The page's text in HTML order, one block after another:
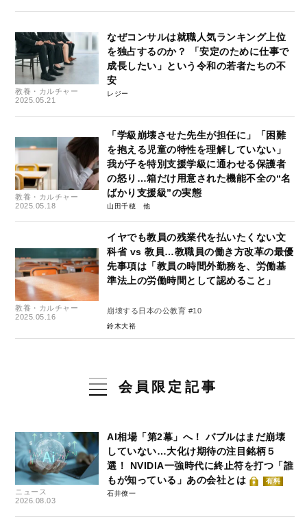
教養・カルチャー
2025.05.21
なぜコンサルは就職人気ランキング上位
を独占するのか？ 「安定のために仕事で
成長したい」という令和の若者たちの不
安
レジー
教養・カルチャー
2025.05.18
「学級崩壊させた先生が担任に」「困難
を抱える児童の特性を理解していない」
我が子を特別支援学級に通わせる保護者
の怒り…箱だけ用意された機能不全の“名
ばかり支援級”の実態
山田千穂
教養・カルチャー
2025.05.16
イヤでも教員の残業代を払いたくない文
科省 vs 教員…教職員の働き方改革の最優
先事項は「教員の時間外勤務を、労働基
準法上の労働時間として認めること」
崩壊する日本の公教育 #10
鈴木大裕
会員限定記事
ニュース
2026.08.03
AI相場「第2幕」へ！ バブルはまだ崩壊
していない…大化け期待の注目銘柄５
選！ NVIDIA一強時代に終止符を打つ「誰
もが知っている」あの会社とは
有料
石井僚一